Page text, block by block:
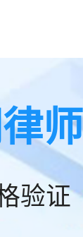
验证